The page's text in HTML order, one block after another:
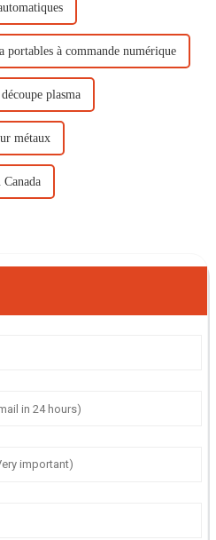
portables à commande numérique
plasma
métaux